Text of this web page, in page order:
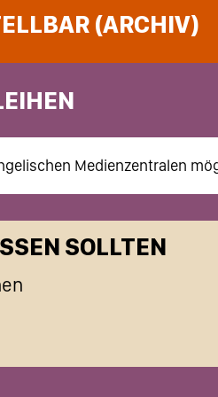
Medienzentralen
(ARCHIV)
SOLLTEN